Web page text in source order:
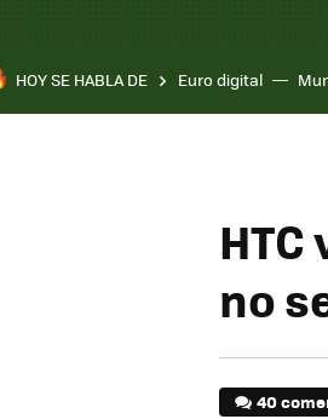
HOY SE HABLA DE Euro digital
no
40